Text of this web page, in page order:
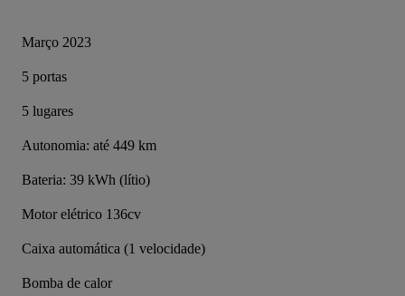
Março 2023
5 portas
5 lugares
Autonomia: até 449 km
Bateria: 39 kWh (lítio)
Motor elétrico 136cv
Caixa automática (1 velocidade)
Bomba de calor